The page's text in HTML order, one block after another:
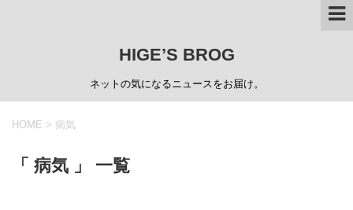
HIGE’S BROG
ネットの気になるニュースをお届け。
HOME > 病気
「 病気 」 一覧